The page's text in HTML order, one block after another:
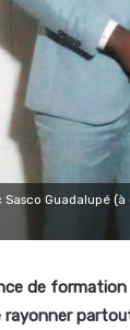
Sasco Guadalupé
de